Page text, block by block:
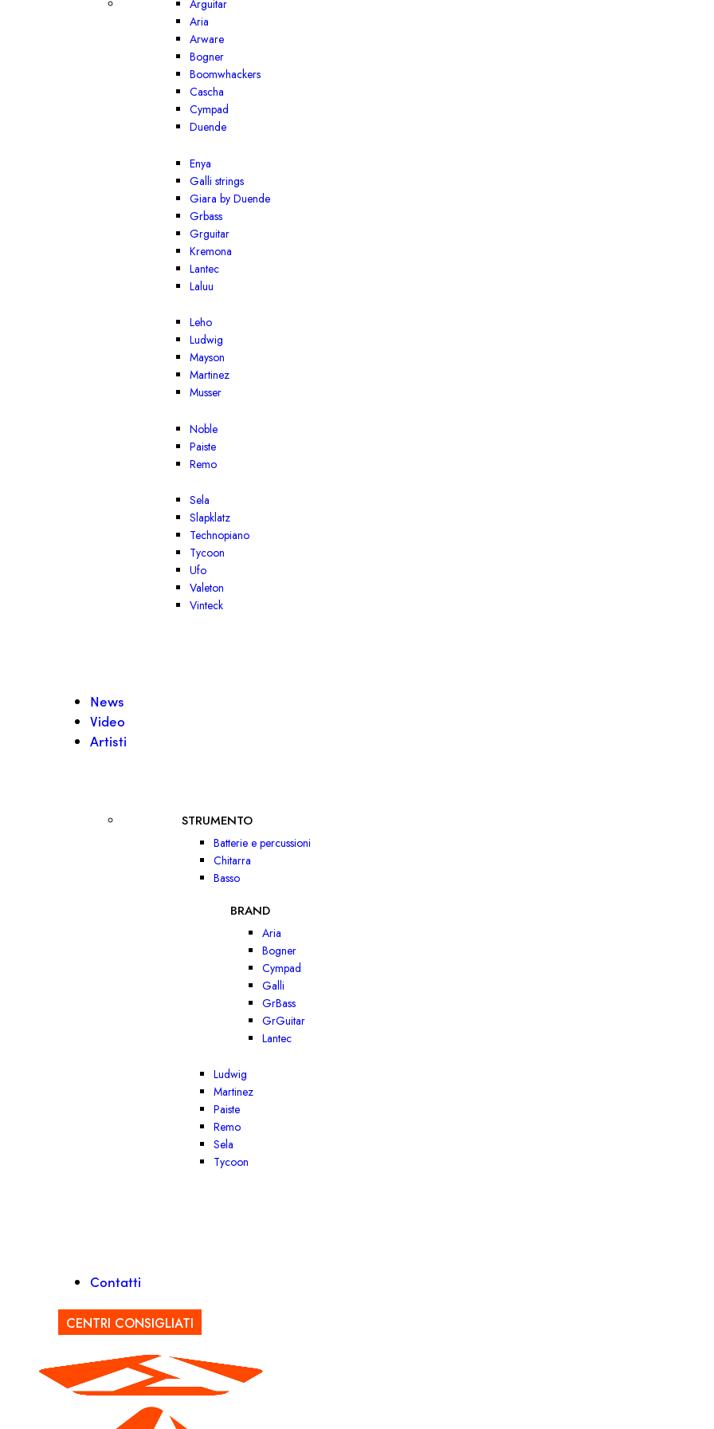
Arguitar
Aria
Arware
Bogner
Boomwhackers
Cascha
Cympad
Duende
Enya
Galli strings
Giara by Duende
Grbass
Grguitar
Kremona
Lantec
Laluu
Leho
Ludwig
Mayson
Martinez
Musser
Noble
Paiste
Remo
Sela
Slapklatz
Technopiano
Tycoon
Ufo
Valeton
Vinteck
News
Video
Artisti
STRUMENTO
Batterie e percussioni
Chitarra
Basso
BRAND
Aria
Bogner
Cympad
Galli
GrBass
GrGuitar
Lantec
Ludwig
Martinez
Paiste
Remo
Sela
Tycoon
Contatti
CENTRI CONSIGLIATI